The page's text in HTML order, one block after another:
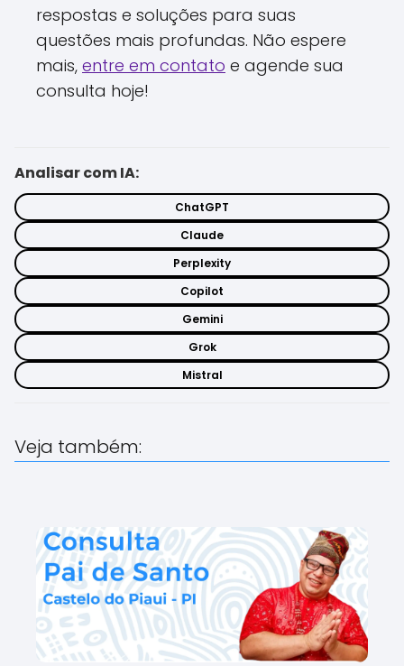
respostas e soluções para suas
questões mais profundas. Não espere
mais, entre em contato e agende sua
consulta hoje!
Analisar com IA:
ChatGPT
Claude
Perplexity
Copilot
Gemini
Grok
Mistral
Veja também: